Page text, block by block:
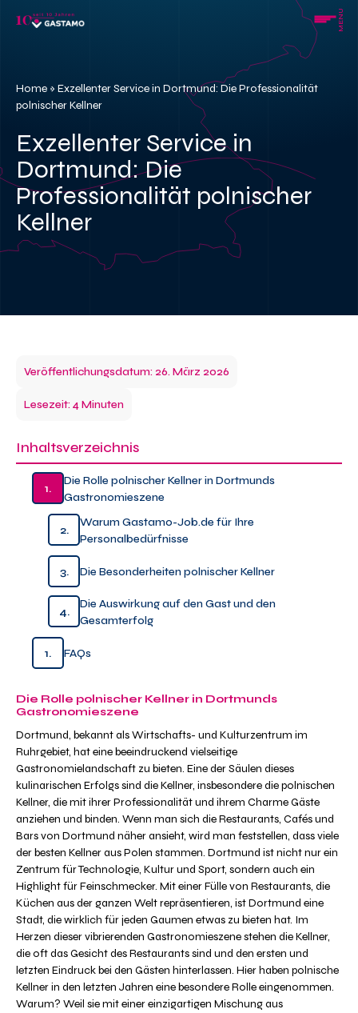
MENU
Home » Exzellenter Service in Dortmund: Die Professionalität
polnischer Kellner
Exzellenter Service in
Dortmund: Die
Professionalität polnischer
Kellner
Veröffentlichungsdatum: 26. März 2026
Lesezeit: 4 Minuten
Inhaltsverzeichnis
1.
Die Rolle polnischer Kellner in Dortmunds
Gastronomieszene
2.
Warum Gastamo-Job.de für Ihre
Personalbedürfnisse
3. Die Besonderheiten polnischer Kellner
4.
Die Auswirkung auf den Gast und den
Gesamterfolg
1. FAQs
Die Rolle polnischer Kellner in Dortmunds
Gastronomieszene
Dortmund, bekannt als Wirtschafts- und Kulturzentrum im
Ruhrgebiet, hat eine beeindruckend vielseitige
Gastronomielandschaft zu bieten. Eine der Säulen dieses
kulinarischen Erfolgs sind die Kellner, insbesondere die polnischen
Kellner, die mit ihrer Professionalität und ihrem Charme Gäste
anziehen und binden. Wenn man sich die Restaurants, Cafés und
Bars von Dortmund näher ansieht, wird man feststellen, dass viele
der besten Kellner aus Polen stammen. Dortmund ist nicht nur ein
Zentrum für Technologie, Kultur und Sport, sondern auch ein
Highlight für Feinschmecker. Mit einer Fülle von Restaurants, die
Küchen aus der ganzen Welt repräsentieren, ist Dortmund eine
Stadt, die wirklich für jeden Gaumen etwas zu bieten hat. Im
Herzen dieser vibrierenden Gastronomieszene stehen die Kellner,
die oft das Gesicht des Restaurants sind und den ersten und
letzten Eindruck bei den Gästen hinterlassen. Hier haben polnische
Kellner in den letzten Jahren eine besondere Rolle eingenommen.
Warum? Weil sie mit einer einzigartigen Mischung aus